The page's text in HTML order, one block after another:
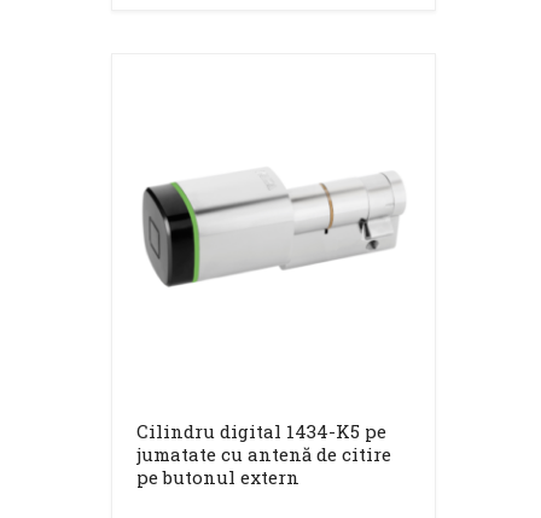
Cilindru digital 1434-K5 pe
jumatate cu antenă de citire
pe butonul extern